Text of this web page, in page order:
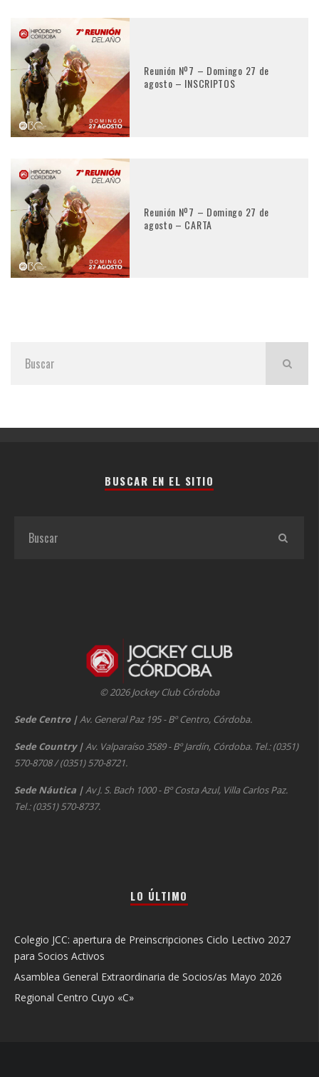
Reunión Nº7 – Domingo 27 de
agosto – INSCRIPTOS
Reunión Nº7 – Domingo 27 de
agosto – CARTA
BUSCAR EN EL SITIO
© 2026 Jockey Club Córdoba
Sede Centro |Av. General Paz 195 - Bº Centro, Córdoba.
Sede Country |Av. Valparaíso 3589 - Bº Jardín, Córdoba. Tel.: (0351)
570-8708 / (0351) 570-8721.
Sede Náutica |Av J. S. Bach 1000 - Bº Costa Azul, Villa Carlos Paz.
Tel.: (0351) 570-8737.
LO ÚLTIMO
Colegio JCC: apertura de Preinscripciones Ciclo Lectivo 2027
para Socios Activos
Asamblea General Extraordinaria de Socios/as Mayo 2026
Regional Centro Cuyo «C»